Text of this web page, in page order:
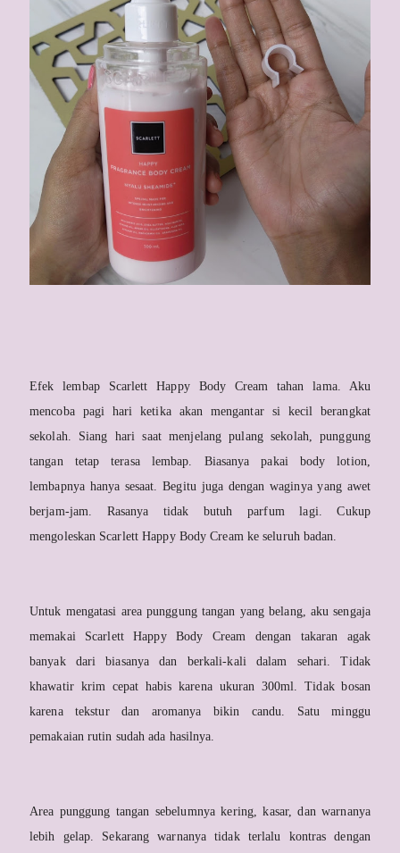
Efek lembap Scarlett Happy Body Cream tahan lama. Aku
mencoba pagi hari ketika akan mengantar si kecil berangkat
sekolah. Siang hari saat menjelang pulang sekolah, punggung
tangan tetap terasa lembap. Biasanya pakai body lotion,
lembapnya hanya sesaat. Begitu juga dengan waginya yang awet
berjam-jam. Rasanya tidak butuh parfum lagi. Cukup
mengoleskan Scarlett Happy Body Cream ke seluruh badan.
Untuk mengatasi area punggung tangan yang belang, aku sengaja
memakai Scarlett Happy Body Cream dengan takaran agak
banyak dari biasanya dan berkali-kali dalam sehari. Tidak
khawatir krim cepat habis karena ukuran 300ml. Tidak bosan
karena tekstur dan aromanya bikin candu. Satu minggu
pemakaian rutin sudah ada hasilnya.
Area punggung tangan sebelumnya kering, kasar, dan warnanya
lebih gelap. Sekarang warnanya tidak terlalu kontras dengan